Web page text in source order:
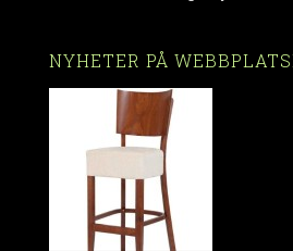
NYHETER PÅ